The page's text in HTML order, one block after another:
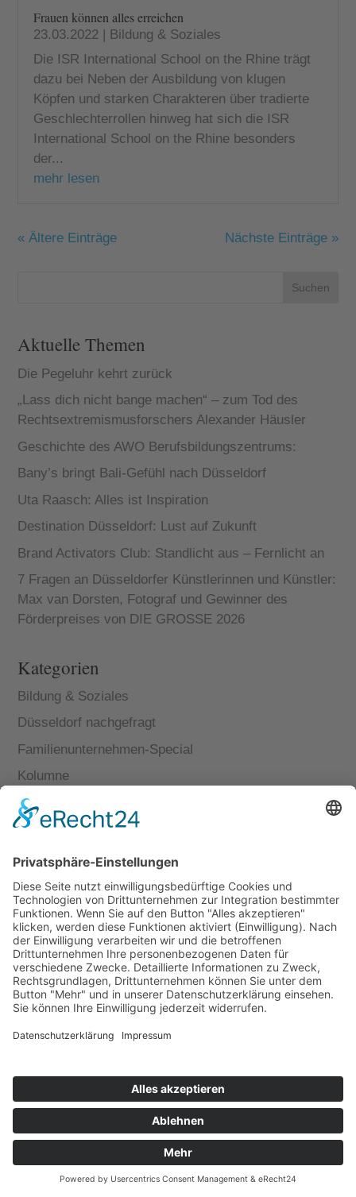
Frauen können alles erreichen
23.03.2022 | Bildung & Soziales
Die ISR International School on the Rhine trägt
dazu bei Neben der Ausbildung von klugen
Köpfen und starken Charakteren über tradierte
Geschlechterrollen hinweg hat sich die ISR
International School on the Rhine besonders
der...
mehr lesen
« Ältere Einträge Nächste Einträge »
Suchen
Aktuelle Themen
Die Pegeluhr kehrt zurück
„Lass dich nicht bange machen“ – zum Tod des
Rechtsextremismusforschers Alexander Häusler
Geschichte des AWO Berufsbildungszentrums:
Bany’s bringt Bali-Gefühl nach Düsseldorf
Uta Raasch: Alles ist Inspiration
Destination Düsseldorf: Lust auf Zukunft
Brand Activators Club: Standlicht aus – Fernlicht an
7 Fragen an Düsseldorfer Künstlerinnen und Künstler:
Max van Dorsten, Fotograf und Gewinner des
Förderpreises von DIE GROSSE 2026
Kategorien
Bildung & Soziales
Düsseldorf nachgefragt
Familienunternehmen-Special
Kolumne
Kunst & Kultur
Medienhafen-Special
Medizin & Gesundheit
Mensch & Führung
Mensch & Maschine
People & Unternehmen
Sport & Freizeit
Start-up-Special
Uncategorized
Wirtschaft & Finanzen
ZOO:M - Ausgabe
Ausgabe 02/2023